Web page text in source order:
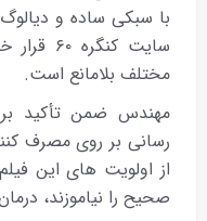
با سبکی ساده و
سایت
مختلف بلامانع است.
مهندس ضمن تأکید بر
رسانی بر روی مصرف
از اولویت های این
صحیح را نیاموزند،